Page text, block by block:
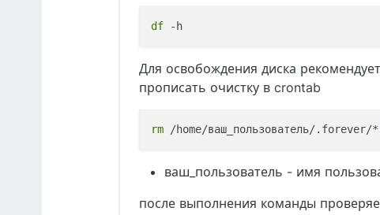
df
Для освобождения диска
прописать очистку в crontab
rm /home/ваш_пользователь/.forever/
ваш_пользователь - имя
после выполнения команды